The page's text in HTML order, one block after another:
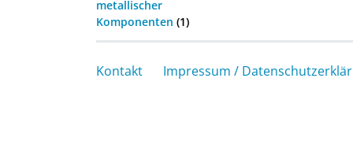
metallischer
Komponenten (1)
Kontakt Impressum /